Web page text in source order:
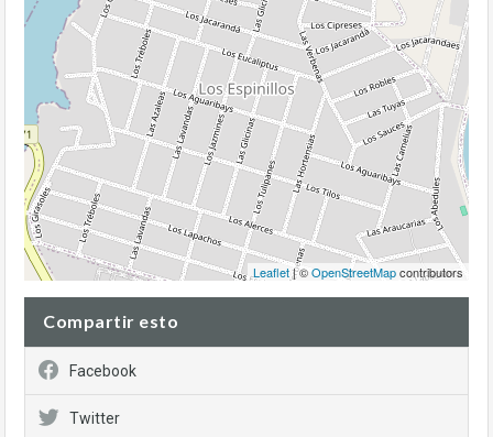
Leaflet| ©OpenStreetMapcontributors
Compartir esto
Facebook
Twitter